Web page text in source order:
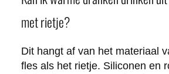
met rietje?
Dit hangt af van het materiaal
fles als het rietje. Siliconen en